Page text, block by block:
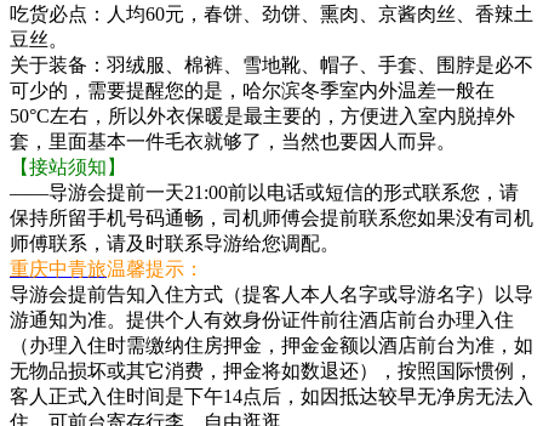
吃货必点：人均60元，春饼、劲饼、熏肉、京酱肉丝、香辣土
豆丝。
关于装备：羽绒服、棉裤、雪地靴、帽子、手套、围脖是必不
可少的，需要提醒您的是，哈尔滨冬季室内外温差一般在
50°C左右，所以外衣保暖是最主要的，方便进入室内脱掉外
套，里面基本一件毛衣就够了，当然也要因人而异。
【接站须知】
——导游会提前一天21:00前以电话或短信的形式联系您，请
保持所留手机号码通畅，司机师傅会提前联系您如果没有司机
师傅联系，请及时联系导游给您调配。
重庆中青旅温馨提示：
导游会提前告知入住方式（提客人本人名字或导游名字）以导
游通知为准。提供个人有效身份证件前往酒店前台办理入住
（办理入住时需缴纳住房押金，押金金额以酒店前台为准，如
无物品损坏或其它消费，押金将如数退还），按照国际惯例，
客人正式入住时间是下午14点后，如因抵达较早无净房无法入
住，可前台寄存行李，自由逛逛。